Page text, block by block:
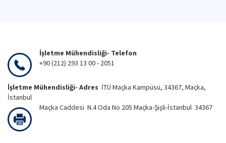
İşletme Mühendisliği- Telefon
+90 (212) 293 13 00 - 2051
İşletme Mühendisliği- Adres İTÜ Maçka Kampüsü, 34367, Maçka,
İstanbul
Maçka Caddesi N.4 Oda No 205 Maçka-Şişli-İstanbul 34367